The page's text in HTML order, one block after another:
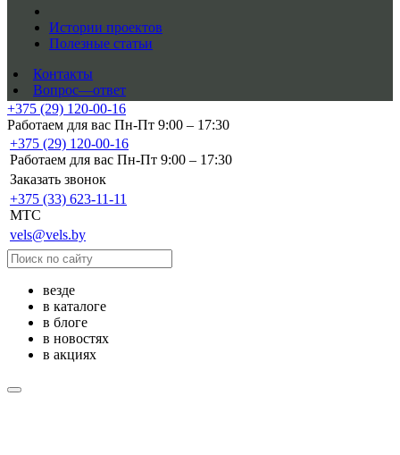
Истории проектов
Полезные статьи
Контакты
Вопрос—ответ
+375 (29) 120-00-16
Работаем для вас Пн-Пт 9:00 – 17:30
+375 (29) 120-00-16
Работаем для вас Пн-Пт 9:00 – 17:30
Заказать звонок
+375 (33) 623-11-11
MTC
vels@vels.by
везде
в каталоге
в блоге
в новостях
в акциях